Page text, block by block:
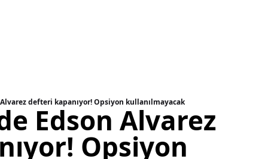
Alvarez defteri kapanıyor! Opsiyon kullanılmayacak
Edson Alvarez
Opsiyon